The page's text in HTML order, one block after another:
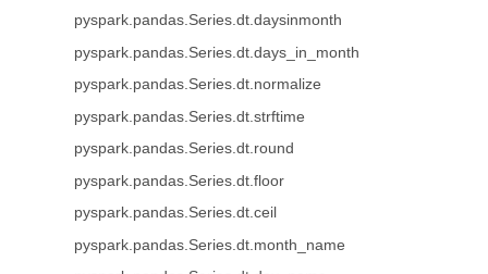
pyspark.pandas.Series.dt.daysinmonth
pyspark.pandas.Series.dt.days_in_month
pyspark.pandas.Series.dt.normalize
pyspark.pandas.Series.dt.strftime
pyspark.pandas.Series.dt.round
pyspark.pandas.Series.dt.floor
pyspark.pandas.Series.dt.ceil
pyspark.pandas.Series.dt.month_name